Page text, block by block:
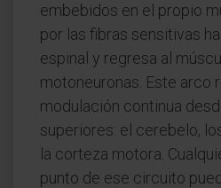
embebidos en el propio
por las fibras sensitivas
espinal y regresa al
motoneuronas. Este arco
modulación continua
superiores: el cerebelo,
la corteza motora.
punto de ese circuito